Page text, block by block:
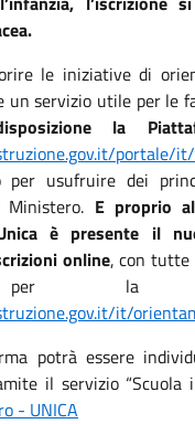
le iniziative di
un servizio utile per le
la
portale/
per usufruire dei
E proprio
è presente il
online, con tutte
la
it/
potrà essere
il servizio “Scuola
- UNICA